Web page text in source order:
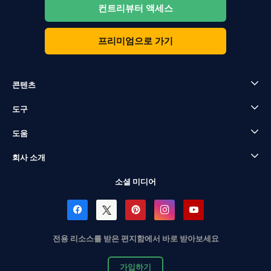
컨트리뷰터 액세스
프리미엄으로 가기
콘텐츠
도구
도움
회사 소개
소셜 미디어
전용 리소스를 받은 편지함에서 바로 받아보세요
가입하기